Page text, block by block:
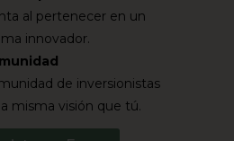
al pertenecer en un
innovador.
de inversionistas
misma visión que tú.